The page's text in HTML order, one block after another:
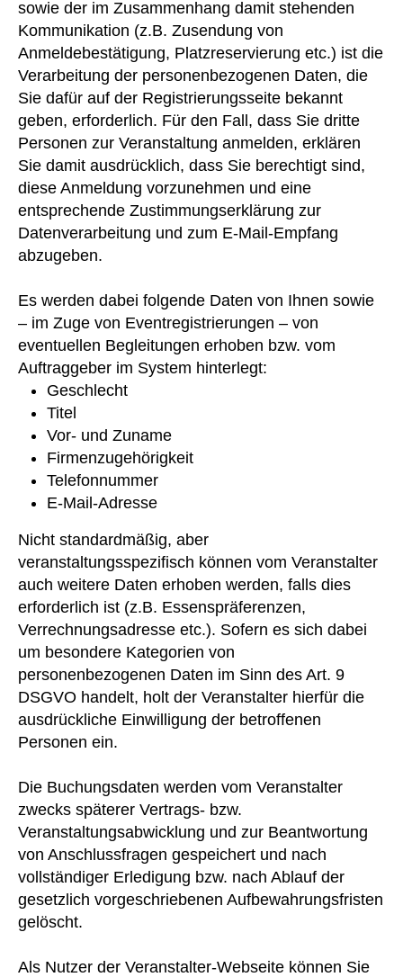
sowie der im Zusammenhang damit stehenden
Kommunikation (z.B. Zusendung von
Anmeldebestätigung, Platzreservierung etc.) ist die
Verarbeitung der personenbezogenen Daten, die
Sie dafür auf der Registrierungsseite bekannt
geben, erforderlich. Für den Fall, dass Sie dritte
Personen zur Veranstaltung anmelden, erklären
Sie damit ausdrücklich, dass Sie berechtigt sind,
diese Anmeldung vorzunehmen und eine
entsprechende Zustimmungserklärung zur
Datenverarbeitung und zum E-Mail-Empfang
abzugeben.
Es werden dabei folgende Daten von Ihnen sowie
– im Zuge von Eventregistrierungen – von
eventuellen Begleitungen erhoben bzw. vom
Auftraggeber im System hinterlegt:
Geschlecht
Titel
Vor- und Zuname
Firmenzugehörigkeit
Telefonnummer
E-Mail-Adresse
Nicht standardmäßig, aber
veranstaltungsspezifisch können vom Veranstalter
auch weitere Daten erhoben werden, falls dies
erforderlich ist (z.B. Essenspräferenzen,
Verrechnungsadresse etc.). Sofern es sich dabei
um besondere Kategorien von
personenbezogenen Daten im Sinn des Art. 9
DSGVO handelt, holt der Veranstalter hierfür die
ausdrückliche Einwilligung der betroffenen
Personen ein.
Die Buchungsdaten werden vom Veranstalter
zwecks späterer Vertrags- bzw.
Veranstaltungsabwicklung und zur Beantwortung
von Anschlussfragen gespeichert und nach
vollständiger Erledigung bzw. nach Ablauf der
gesetzlich vorgeschriebenen Aufbewahrungsfristen
gelöscht.
Als Nutzer der Veranstalter-Webseite können Sie